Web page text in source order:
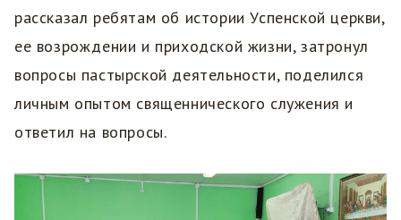
рассказал ребятам об истории Успенской церкви,
ее возрождении и приходской жизни, затронул
вопросы пастырской деятельности, поделился
личным опытом священнического служения и
ответил на вопросы.